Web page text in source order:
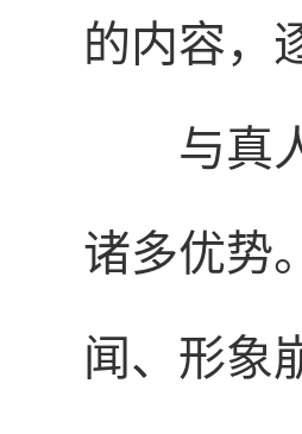
的内容，
与真
诸多优势
闻、形象